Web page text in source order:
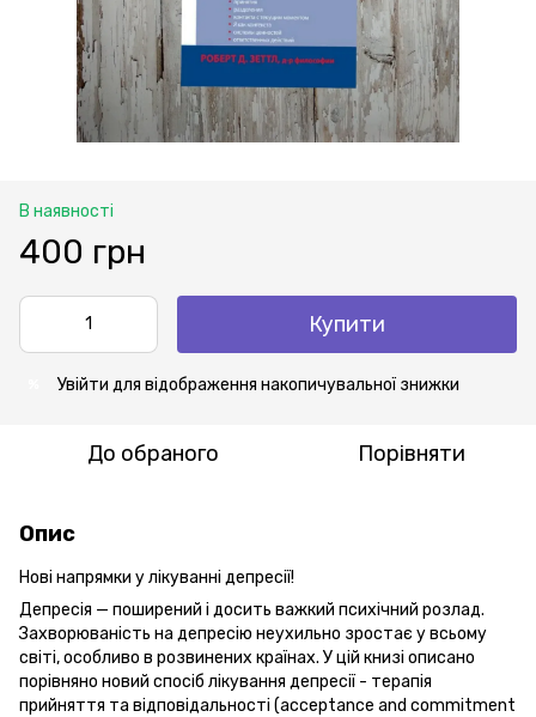
В наявності
400 грн
Купити
Увійти для відображення накопичувальної знижки
До обраного Порівняти
Опис
Нові напрямки у лікуванні депресії!
Депресія — поширений і досить важкий психічний розлад.
Захворюваність на депресію неухильно зростає у всьому
світі, особливо в розвинених країнах. У цій книзі описано
порівняно новий спосіб лікування депресії - терапія
прийняття та відповідальності (acceptance and commitment